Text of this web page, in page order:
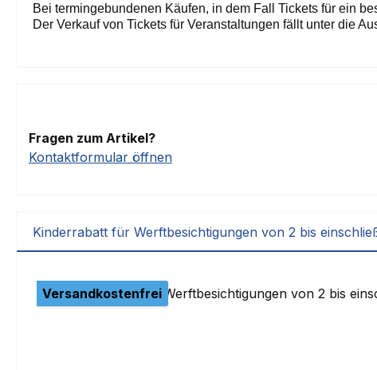
Bei termingebundenen Käufen, in dem Fall Tickets für ein
Der Verkauf von Tickets für Veranstaltungen fällt unter die
Fragen zum Artikel?
Kontaktformular öffnen
Kinderrabatt für Werftbesichtigungen von 2 bis
Versandkostenfrei